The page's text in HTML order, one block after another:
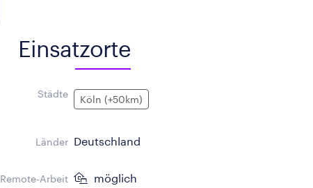
Einsatzorte
Städte Köln (+50km)
Länder Deutschland
Remote-Arbeit möglich